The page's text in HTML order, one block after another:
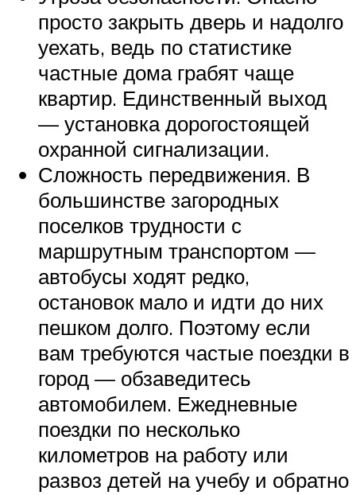
просто закрыть дверь и надолго
уехать, ведь по статистике
частные дома грабят чаще
квартир. Единственный выход
— установка дорогостоящей
охранной сигнализации.
Сложность передвижения. В
большинстве загородных
поселков трудности с
маршрутным транспортом —
автобусы ходят редко,
остановок мало и идти до них
пешком долго. Поэтому если
вам требуются частые поездки в
город — обзаведитесь
автомобилем. Ежедневные
поездки по несколько
километров на работу или
развоз детей на учебу и обратно